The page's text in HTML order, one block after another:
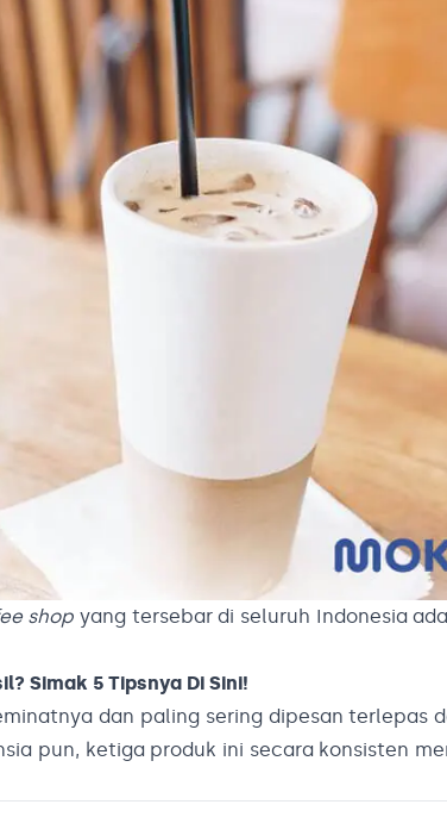
shop yang tersebar di seluruh Indonesia
Simak 5 Tipsnya Di Sini!
dan paling sering dipesan terlepas
pun, ketiga produk ini secara konsisten